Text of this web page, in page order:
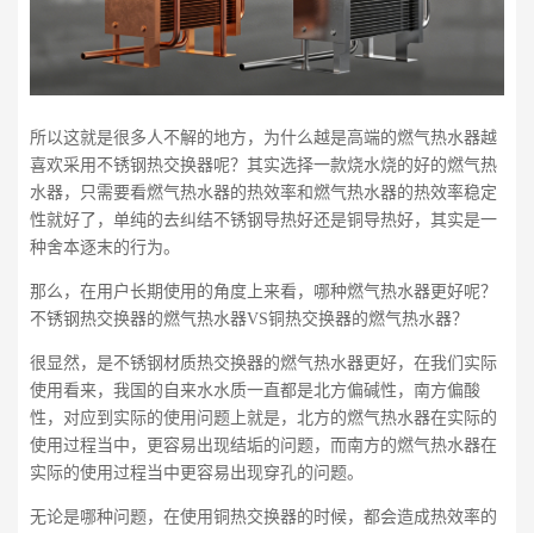
所以这就是很多人不解的地方，为什么越是高端的燃气热水器越
喜欢采用不锈钢热交换器呢？其实选择一款烧水烧的好的燃气热
水器，只需要看燃气热水器的热效率和燃气热水器的热效率稳定
性就好了，单纯的去纠结不锈钢导热好还是铜导热好，其实是一
种舍本逐末的行为。
那么，在用户长期使用的角度上来看，哪种燃气热水器更好呢？
不锈钢热交换器的燃气热水器VS铜热交换器的燃气热水器？
很显然，是不锈钢材质热交换器的燃气热水器更好，在我们实际
使用看来，我国的自来水水质一直都是北方偏碱性，南方偏酸
性，对应到实际的使用问题上就是，北方的燃气热水器在实际的
使用过程当中，更容易出现结垢的问题，而南方的燃气热水器在
实际的使用过程当中更容易出现穿孔的问题。
无论是哪种问题，在使用铜热交换器的时候，都会造成热效率的